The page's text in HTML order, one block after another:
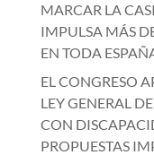
MARCAR LA
IMPULSA MÁS
EN TODA
EL CONGRESO
LEY GENERAL
CON
PROPUESTAS